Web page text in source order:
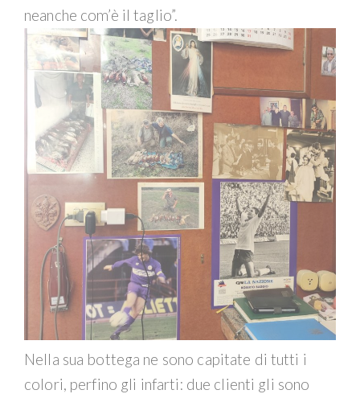
neanche com’è il taglio”.
Nella sua bottega ne sono capitate di tutti i
colori, perfino gli infarti: due clienti gli sono